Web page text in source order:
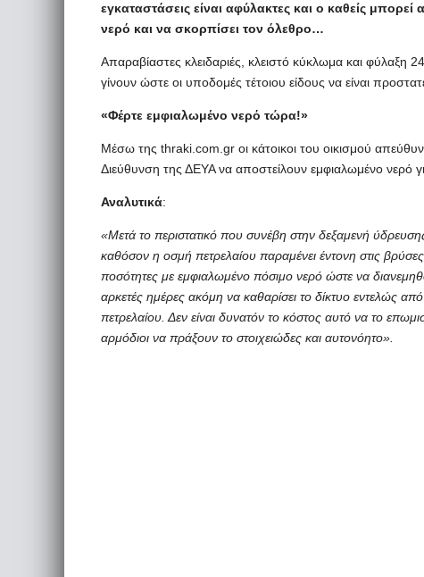
εγκαταστάσεις είναι αφύλακτες και ο καθείς
νερό και να σκορπίσει τον όλεθρο…
Απαραβίαστες κλειδαριές, κλειστό κύκλωμα και φύλαξη
γίνουν ώστε οι υποδομές τέτοιου είδους να είναι
«Φέρτε εμφιαλωμένο νερό τώρα!»
Μέσω της thraki.com.gr οι κάτοικοι του οικισμού
Διεύθυνση της ΔΕΥΑ να αποστείλουν εμφιαλωμένο νερό
Αναλυτικά:
«Μετά το περιστατικό που συνέβη στην δεξαμενή
καθόσον η οσμή πετρελαίου παραμένει έντονη στις
ποσότητες με εμφιαλωμένο πόσιμο νερό ώστε να
αρκετές ημέρες ακόμη να καθαρίσει το δίκτυο εντελώς
πετρελαίου. Δεν είναι δυνατόν το κόστος αυτό να το
αρμόδιοι να πράξουν το στοιχειώδες και αυτονόητο».